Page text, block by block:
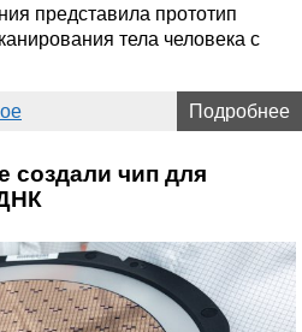
представила прототип
тела человека с
Подробнее
создали чип для